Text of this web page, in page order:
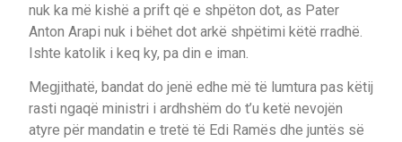
nuk ka më kishë a prift që e shpëton dot, as Pater
Anton Arapi nuk i bëhet dot arkë shpëtimi këtë rradhë.
Ishte katolik i keq ky, pa din e iman.
Megjithatë, bandat do jenë edhe më të lumtura pas këtij
rasti ngaqë ministri i ardhshëm do t’u ketë nevojën
atyre për mandatin e tretë të Edi Ramës dhe juntës së